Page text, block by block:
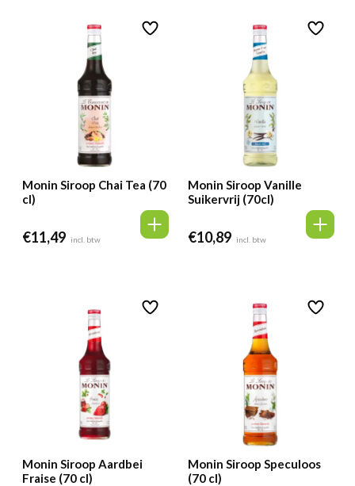
Monin Siroop Chai Tea (70
cl)
€11,49 incl. btw
Monin Siroop Vanille
Suikervrij (70cl)
€10,89 incl. btw
Monin Siroop Aardbei
Fraise (70 cl)
Monin Siroop Speculoos
(70 cl)